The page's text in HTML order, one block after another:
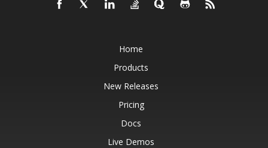
Home
Products
New Releases
Pricing
Docs
Live Demos